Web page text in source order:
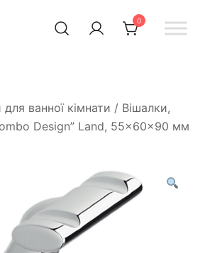
0
ванної кімнати / Вішалки,
Design” Land, 55×60×90 мм